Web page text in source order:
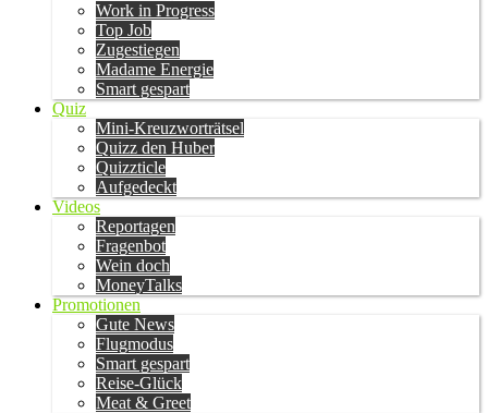
Work in Progress
Top Job
Zugestiegen
Madame Energie
Smart gespart
Quiz
Mini-Kreuzworträtsel
Quizz den Huber
Quizzticle
Aufgedeckt
Videos
Reportagen
Fragenbot
Wein doch
MoneyTalks
Promotionen
Gute News
Flugmodus
Smart gespart
Reise-Glück
Meat & Greet